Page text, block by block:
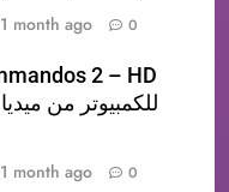
1 month ago 0
1 month ago 0